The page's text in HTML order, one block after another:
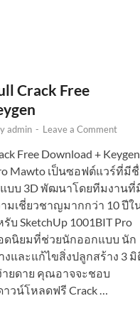
Crack Free
admin - Leave a Comment
Free Download + Keygen
Mawto เป็นซอฟต์แวร์ที่มี
บบ 3D พัฒนาโดยทีมงานที่
เชี่ยวชาญมากกว่า 10 ปีใ
บ SketchUp 1001BIT Pro
ดนิยมที่ช่วยนักออกแบบ นัก
และแก้ไขสิ่งปลูกสร้าง 3 มิ
ายดาย คุณอาจจะชอบ
าวน์โหลดฟรี Crack …